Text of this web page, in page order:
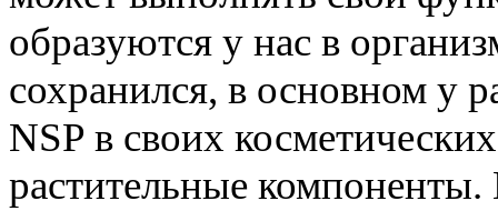
образуются у нас в
сохранился, в основном у
NSP в своих
растительные